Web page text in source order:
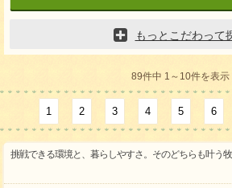
もっとこだわって
89件中 1～10件を表示
1 2 3 4 5 6
挑戦できる環境と、暮らしやすさ。そのどちらも叶う牧